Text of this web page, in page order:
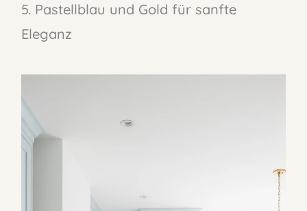
5. Pastellblau und Gold für sanfte
Eleganz